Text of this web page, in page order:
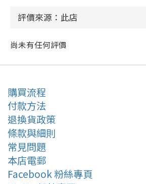
尚未有任何評價
購買流程
付款方法
退換貨政策
條款與細則
常見問題
本店電郵
Facebook 粉絲專頁